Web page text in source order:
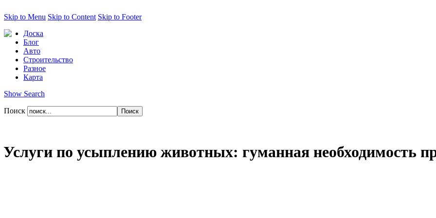
Skip to Menu Skip to Content Skip to Footer
Доска
Блог
Авто
Строительство
Разное
Карта
Show Search
Поиск
Услуги по усыплению животных: гуманная необходимость